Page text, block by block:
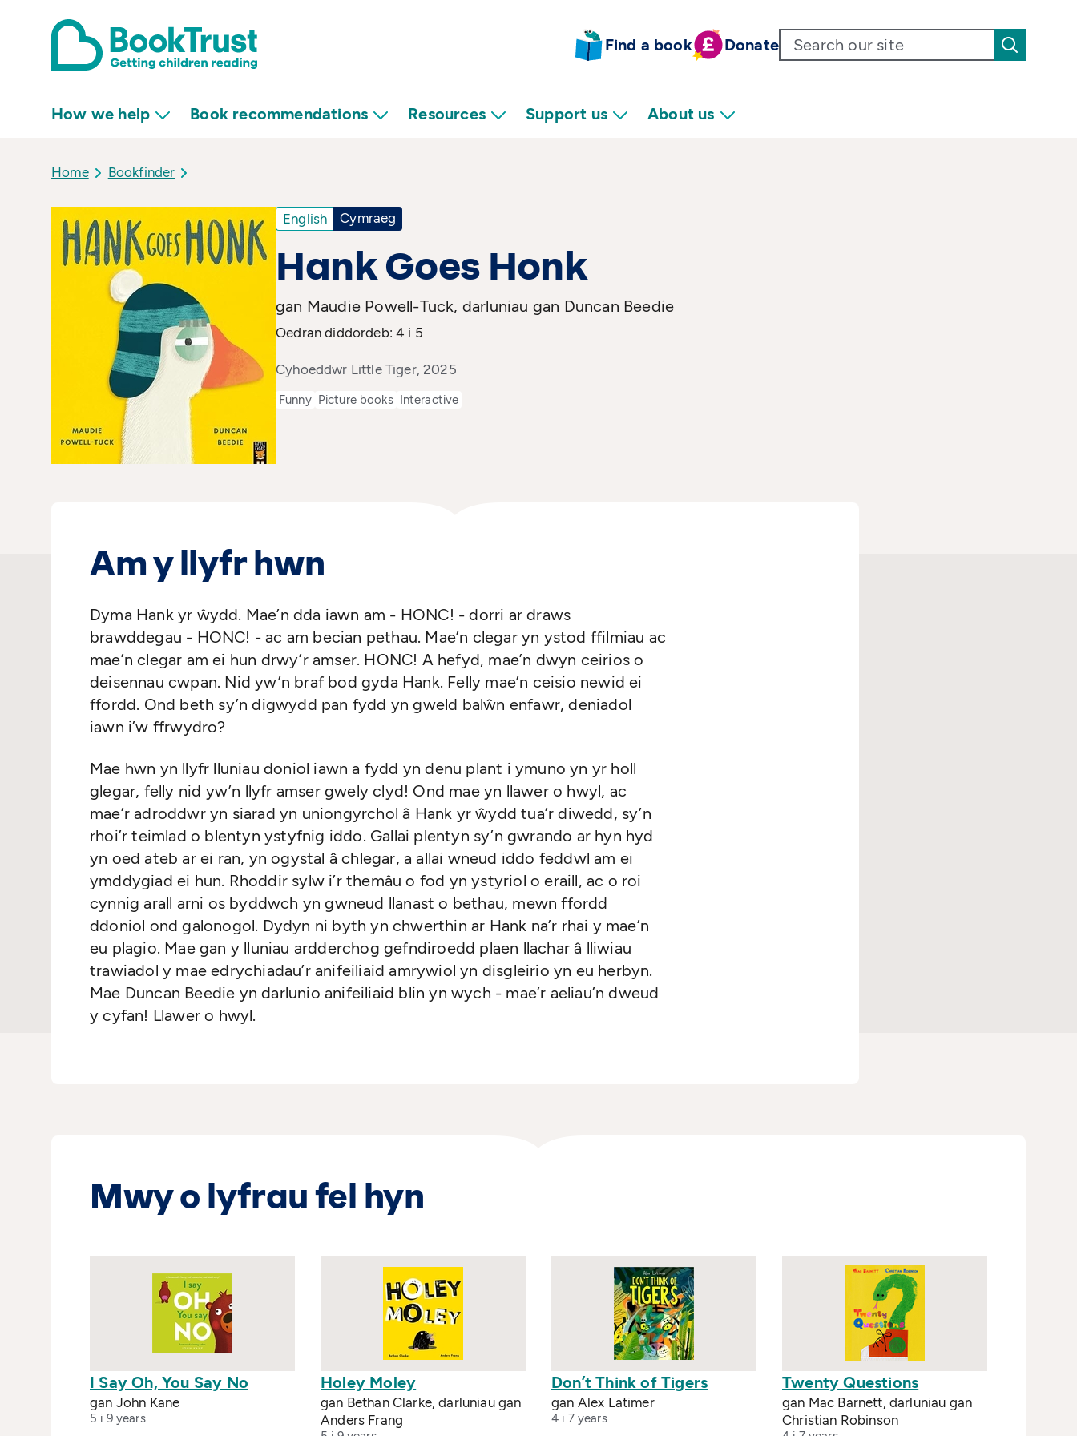
Find a book Donate
How we help Book recommendations Resources Support us About us
Home Bookfinder
English Cymraeg
Hank Goes Honk
gan Maudie Powell-Tuck, darluniau gan Duncan Beedie
Oedran diddordeb: 4 i 5
Cyhoeddwr Little Tiger, 2025
Funny Picture books Interactive
Am y llyfr hwn
Dyma Hank yr ŵydd. Mae’n dda iawn am - HONC! - dorri ar draws
brawddegau - HONC! - ac am becian pethau. Mae’n clegar yn ystod ffilmiau ac
mae’n clegar am ei hun drwy’r amser. HONC! A hefyd, mae’n dwyn ceirios o
deisennau cwpan. Nid yw’n braf bod gyda Hank. Felly mae’n ceisio newid ei
ffordd. Ond beth sy’n digwydd pan fydd yn gweld balŵn enfawr, deniadol
iawn i’w ffrwydro?
Mae hwn yn llyfr lluniau doniol iawn a fydd yn denu plant i ymuno yn yr holl
glegar, felly nid yw’n llyfr amser gwely clyd! Ond mae yn llawer o hwyl, ac
mae’r adroddwr yn siarad yn uniongyrchol â Hank yr ŵydd tua’r diwedd, sy’n
rhoi’r teimlad o blentyn ystyfnig iddo. Gallai plentyn sy’n gwrando ar hyn hyd
yn oed ateb ar ei ran, yn ogystal â chlegar, a allai wneud iddo feddwl am ei
ymddygiad ei hun. Rhoddir sylw i’r themâu o fod yn ystyriol o eraill, ac o roi
cynnig arall arni os byddwch yn gwneud llanast o bethau, mewn ffordd
ddoniol ond galonogol. Dydyn ni byth yn chwerthin ar Hank na’r rhai y mae’n
eu plagio. Mae gan y lluniau ardderchog gefndiroedd plaen llachar â lliwiau
trawiadol y mae edrychiadau’r anifeiliaid amrywiol yn disgleirio yn eu herbyn.
Mae Duncan Beedie yn darlunio anifeiliaid blin yn wych - mae’r aeliau’n dweud
y cyfan! Llawer o hwyl.
Mwy o lyfrau fel hyn
I Say Oh, You Say No
gan John Kane
5 i 9 years
Holey Moley
gan Bethan Clarke, darluniau gan
Anders Frang
Don’t Think of Tigers
gan Alex Latimer
4 i 7 years
Twenty Questions
gan Mac Barnett, darluniau gan
Christian Robinson